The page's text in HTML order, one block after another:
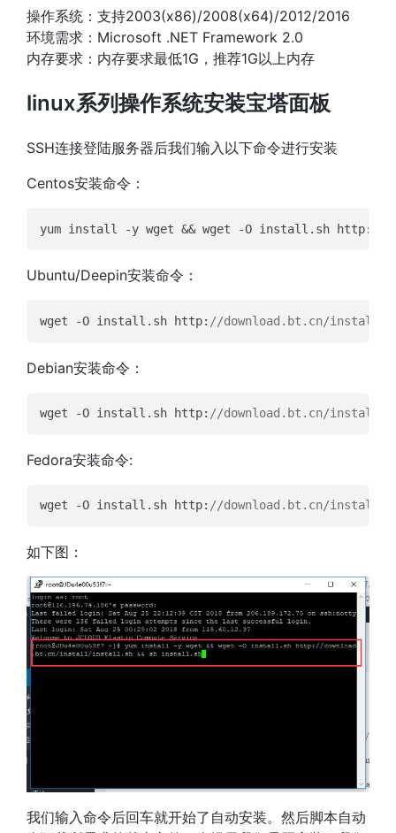
操作系统：支持2003(x86)/2008(x64)/2012/2016
环境需求：Microsoft .NET Framework 2.0
内存要求：内存要求最低1G，推荐1G以上内存
linux系列操作系统安装宝塔面板
SSH连接登陆服务器后我们输入以下命令进行安装
Centos安装命令：
yum install -y wget && wget -O install.sh http:
Ubuntu/Deepin安装命令：
wget -O install.sh http: //download.bt.cn/install/
Debian安装命令：
wget -O install.sh http: //download.bt.cn/install/
Fedora安装命令:
wget -O install.sh http: //download.bt.cn/install/
如下图：
我们输入命令后回车就开始了自动安装。然后脚本自动